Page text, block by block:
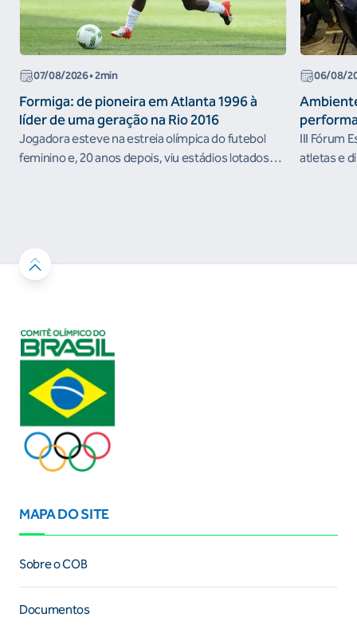
07/08/2026• 2min
Formiga: de pioneira em Atlanta 1996 à
líder de uma geração na Rio 2016
Jogadora esteve na estreia olímpica do futebol
feminino e, 20 anos depois, viu estádios lotados
06/08/
III Fórum
atletas e
MAPA DO SITE
Sobre o COB
Documentos